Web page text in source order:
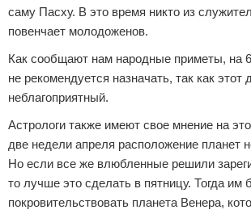
саму Пасху. В это время никто из
повенчает молодоженов.
Как сообщают нам народные приметы, на
не рекомендуется назначать, так как этот
неблагоприятный.
Астрологи также имеют свое мнение на
две недели апреля расположение планет
Но если все же влюбленные решили
то лучше это сделать в пятницу. Тогда им
покровительствовать планета Венера,